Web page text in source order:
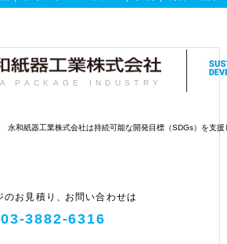
PACKAGE INDUSTRY
永和紙器工業株式会社は持続可能な開発目標（SDGs）を支援
のお見積り 、 お問い合わせは
03-3882-6316